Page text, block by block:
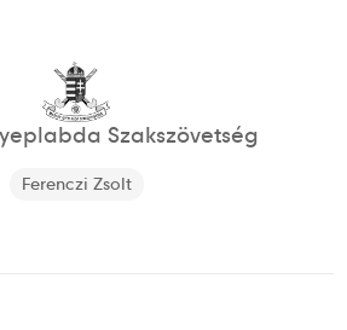
Szakszövetség
Ferenczi Zsolt